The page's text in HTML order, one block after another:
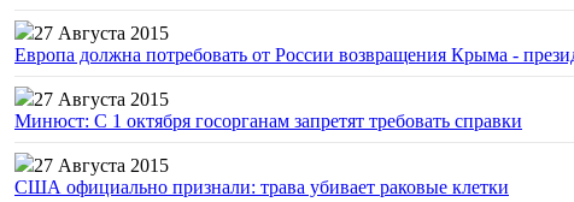
27 Августа 2015
Европа должна потребовать от России возвращения Крыма -
27 Августа 2015
Минюст: С 1 октября госорганам запретят требовать справки
27 Августа 2015
США официально признали: трава убивает раковые клетки